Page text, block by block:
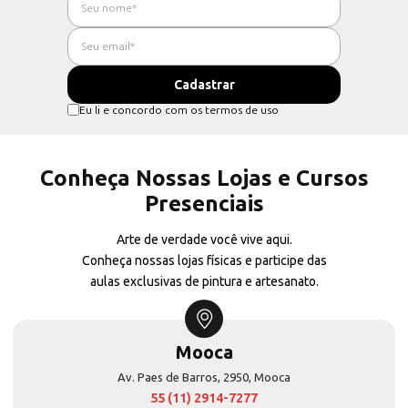
Eu li e concordo com os termos de uso
Conheça Nossas Lojas e Cursos
Presenciais
Arte de verdade você vive aqui.
Conheça nossas lojas físicas e participe das
aulas exclusivas de pintura e artesanato.
Mooca
Av. Paes de Barros, 2950, Mooca
55 (11) 2914-7277